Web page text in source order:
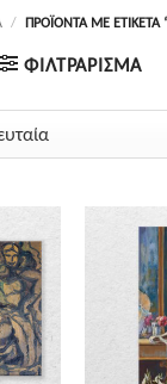
/ ΠΡΟΪΌΝΤΑ ΜΕ ΕΤΙΚΈΤΑ
ΦΙΛΤΡΆΡΙΣΜΑ